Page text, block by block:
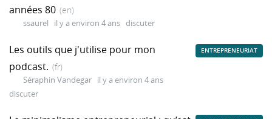
années 80 (en)
ssaurel il y a environ 4 ans discuter
Les outils que j'utilise pour mon
podcast. (fr)
Séraphin Vandegar il y a environ 4 ans
discuter
ENTREPRENEURIAT